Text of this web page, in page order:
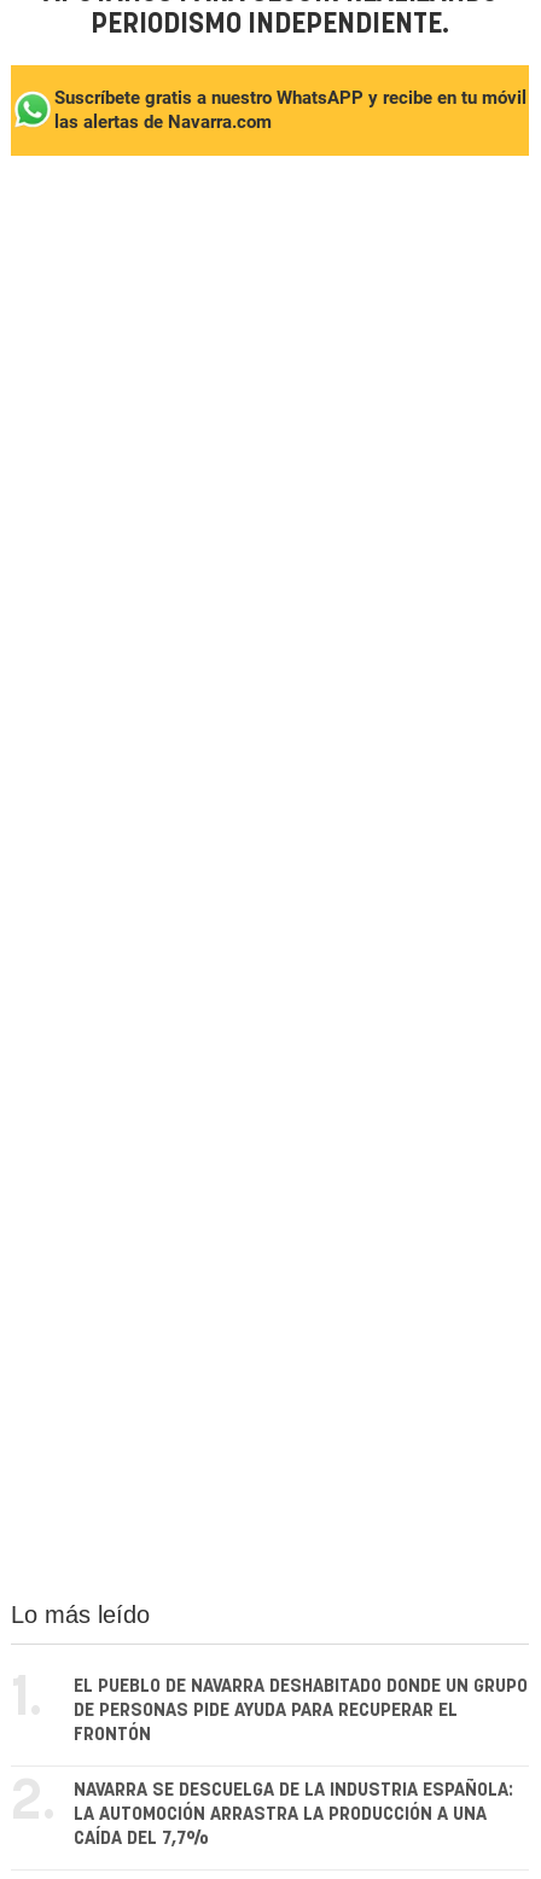
PERIODISMO INDEPENDIENTE.
Suscríbete gratis a nuestro WhatsAPP y recibe en tu móvil
las alertas de Navarra.com
Lo más leído
1.
EL PUEBLO DE NAVARRA DESHABITADO DONDE UN GRUPO
DE PERSONAS PIDE AYUDA PARA RECUPERAR EL
FRONTÓN
2.
NAVARRA SE DESCUELGA DE LA INDUSTRIA ESPAÑOLA:
LA AUTOMOCIÓN ARRASTRA LA PRODUCCIÓN A UNA
CAÍDA DEL 7,7%